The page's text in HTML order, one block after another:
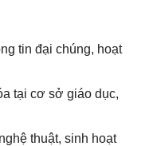
tin đại chúng, hoạt
tại cơ sở giáo dục,
thuật, sinh hoạt